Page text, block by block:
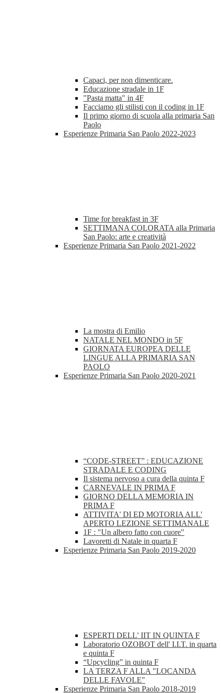
Capaci, per non dimenticare.
Educazione stradale in 1F
"Pasta matta" in 4F
Facciamo gli stilisti con il coding in 1F
Il primo giorno di scuola alla primaria San
Paolo
Esperienze Primaria San Paolo 2022-2023
Time for breakfast in 3F
SETTIMANA COLORATA alla Primaria
San Paolo: arte e creatività
Esperienze Primaria San Paolo 2021-2022
La mostra di Emilio
NATALE NEL MONDO in 5F
GIORNATA EUROPEA DELLE
LINGUE ALLA PRIMARIA SAN
PAOLO
Esperienze Primaria San Paolo 2020-2021
“CODE-STREET” : EDUCAZIONE
STRADALE E CODING
Il sistema nervoso a cura della quinta F
CARNEVALE IN PRIMA F
GIORNO DELLA MEMORIA IN
PRIMA F
ATTIVITA' DI ED MOTORIA ALL'
APERTO LEZIONE SETTIMANALE
1F : "Un albero fatto con cuore"
Lavoretti di Natale in quarta F
Esperienze Primaria San Paolo 2019-2020
ESPERTI DELL' IIT IN QUINTA F
Laboratorio OZOBOT dell' I.I.T. in quarta
e quinta F
“Upcycling” in quinta F
LA TERZA F ALLA "LOCANDA
DELLE FAVOLE"
Esperienze Primaria San Paolo 2018-2019